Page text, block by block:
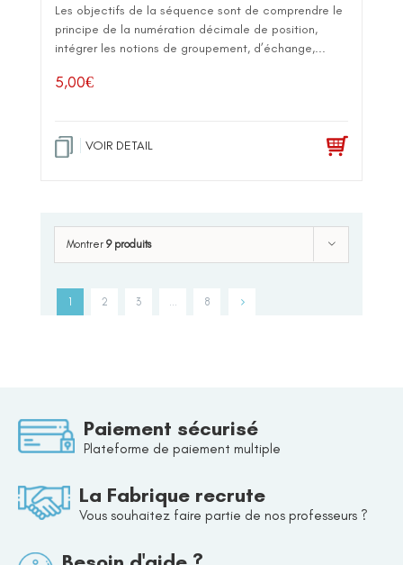
Les objectifs de la séquence sont de comprendre le
principe de la numération décimale de position,
intégrer les notions de groupement, d’échange,...
5,00€
VOIR DETAIL
Montrer 9 produits
1 2 3 8
Paiement sécurisé
Plateforme de paiement multiple
La Fabrique recrute
Vous souhaitez faire partie de nos professeurs ?